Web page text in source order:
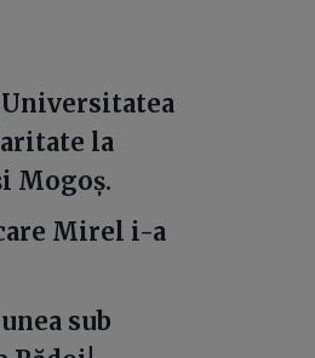
la
Mogoș.
Mirel i-a
sub